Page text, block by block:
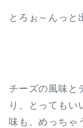
とろぉ～んっと
チーズの風味と
り、とってもい
味も、めっちゃ